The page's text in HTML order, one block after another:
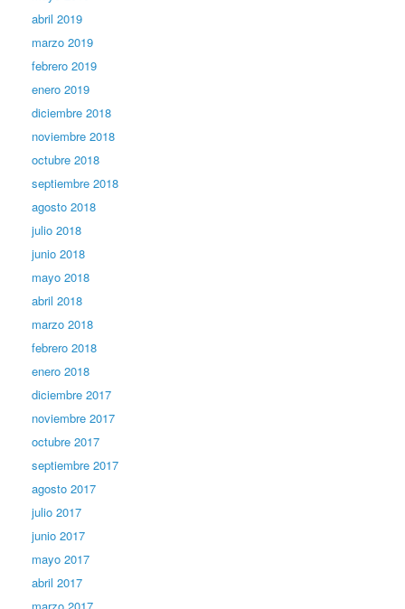
abril 2019
marzo 2019
febrero 2019
enero 2019
diciembre 2018
noviembre 2018
octubre 2018
septiembre 2018
agosto 2018
julio 2018
junio 2018
mayo 2018
abril 2018
marzo 2018
febrero 2018
enero 2018
diciembre 2017
noviembre 2017
octubre 2017
septiembre 2017
agosto 2017
julio 2017
junio 2017
mayo 2017
abril 2017